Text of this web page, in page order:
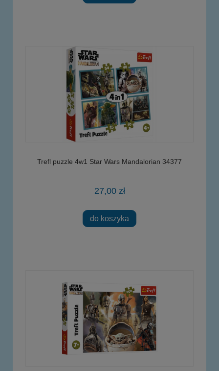
Trefl puzzle 4w1 Star Wars Mandalorian 34377
27,00 zł
do koszyka